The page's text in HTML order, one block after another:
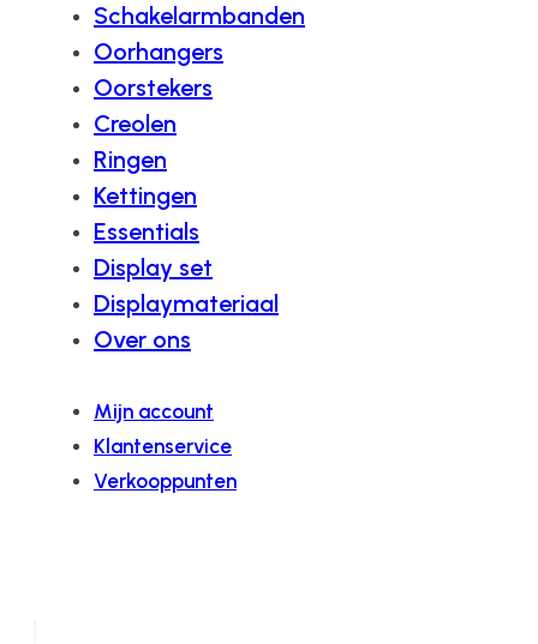
Schakelarmbanden
Oorhangers
Oorstekers
Creolen
Ringen
Kettingen
Essentials
Display set
Displaymateriaal
Over ons
Mijn account
Klantenservice
Verkooppunten